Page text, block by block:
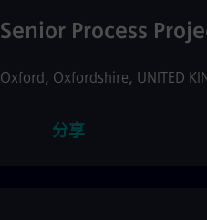
Senior Process
Oxford, Oxfordshire, UNITED
分享